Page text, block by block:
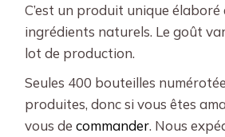
C’est un produit unique élaboré
ingrédients naturels. Le goût
lot de production.
Seules 400 bouteilles
produites, donc si vous êtes
vous decommander. Nous